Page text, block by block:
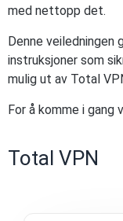
med nettopp det.
Denne veiledningen
instruksjoner som
mulig ut av Total
For å komme i gang
Total VPN